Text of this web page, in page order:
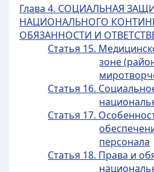
Глава 4. СОЦИАЛЬНАЯ
НАЦИОНАЛЬНОГО
ОБЯЗАННОСТИ И
Статья 15.
зоне
Статья 16.
Статья 17.
персонала
Статья 18. Права и